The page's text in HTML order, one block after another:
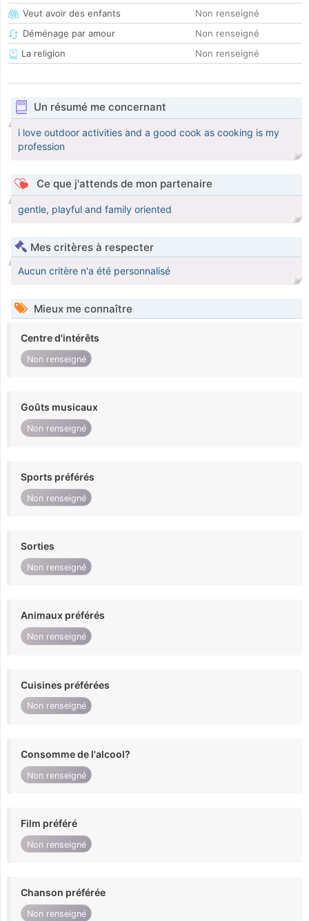
Veut avoir des enfants
Non renseigné
Déménage par amour
Non renseigné
La religion
Non renseigné
Un résumé me concernant
i love outdoor activities and a good cook as cooking is my
profession
Ce que j'attends de mon partenaire
gentle, playful and family oriented
Mes critères à respecter
Aucun critère n'a été personnalisé
Mieux me connaître
Centre d'intérêts
Non renseigné
Goûts musicaux
Non renseigné
Sports préférés
Non renseigné
Sorties
Non renseigné
Animaux préférés
Non renseigné
Cuisines préférées
Non renseigné
Consomme de l'alcool?
Non renseigné
Film préféré
Non renseigné
Chanson préférée
Non renseigné